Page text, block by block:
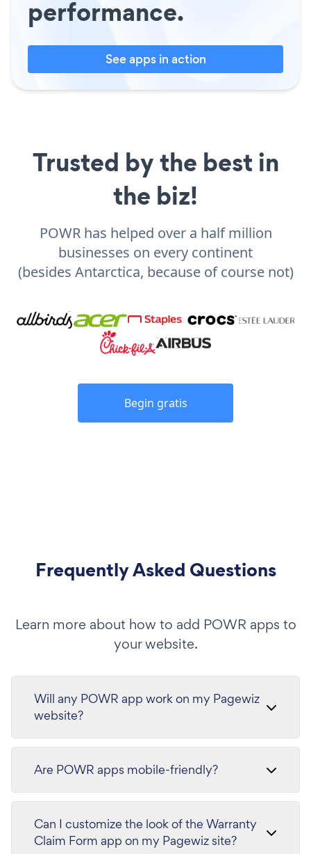
performance.
See apps in action
Trusted by the best in
the biz!
POWR has helped over a half million
businesses on every continent
(besides Antarctica, because of course not)
Begin gratis
Frequently Asked Questions
Learn more about how to add POWR apps to
your website.
Will any POWR app work on my Pagewiz
website?
Are POWR apps mobile-friendly?
Can I customize the look of the Warranty
Claim Form app on my Pagewiz site?